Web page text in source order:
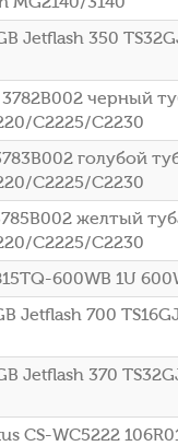
Jetflash 350
черный
C2225/C2230
голубой
C2225/C2230
желтый
C2225/C2230
600WB 1U
Jetflash 700
Jetflash 370
CS-WC5222